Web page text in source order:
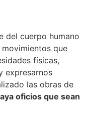
del cuerpo humano
que
físicas,
expresarnos
las obras de
oficios que sean